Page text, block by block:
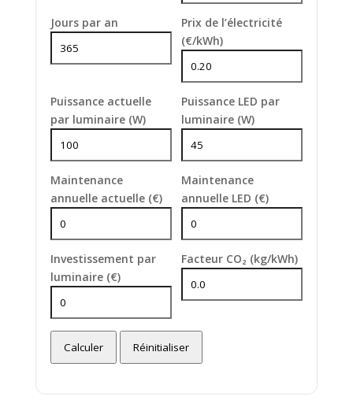
Jours par an
Prix de l’électricité
(€/kWh)
Puissance actuelle
par luminaire (W)
Puissance LED par
luminaire (W)
Maintenance
annuelle actuelle (€)
Maintenance
annuelle LED (€)
Investissement par
luminaire (€)
Facteur CO₂ (kg/kWh)
Calculer Réinitialiser